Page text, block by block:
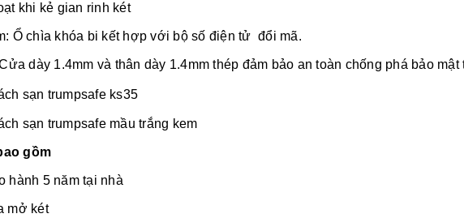
khi kẻ gian rinh két
Ổ chìa khóa bi kết hợp với bộ số điện tử đổi mã.
dày 1.4mm và thân dày 1.4mm thép đảm bảo an toàn chống phá bảo mật
gồm
hành 5 năm tại nhà
mở két